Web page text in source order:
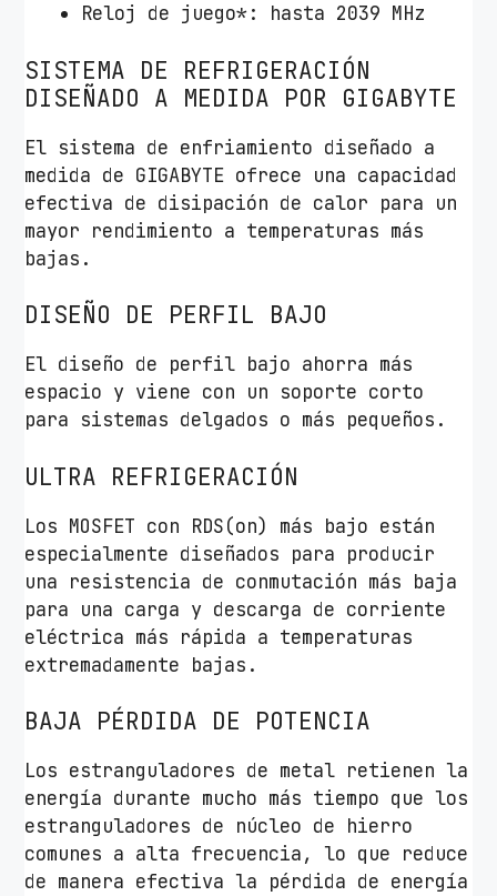
Reloj de juego*: hasta 2039 MHz
SISTEMA DE REFRIGERACIÓN
DISEÑADO A MEDIDA POR GIGABYTE
El sistema de enfriamiento diseñado a
medida de GIGABYTE ofrece una capacidad
efectiva de disipación de calor para un
mayor rendimiento a temperaturas más
bajas.
DISEÑO DE PERFIL BAJO
El diseño de perfil bajo ahorra más
espacio y viene con un soporte corto
para sistemas delgados o más pequeños.
ULTRA REFRIGERACIÓN
Los MOSFET con RDS(on) más bajo están
especialmente diseñados para producir
una resistencia de conmutación más baja
para una carga y descarga de corriente
eléctrica más rápida a temperaturas
extremadamente bajas.
BAJA PÉRDIDA DE POTENCIA
Los estranguladores de metal retienen la
energía durante mucho más tiempo que los
estranguladores de núcleo de hierro
comunes a alta frecuencia, lo que reduce
de manera efectiva la pérdida de energía